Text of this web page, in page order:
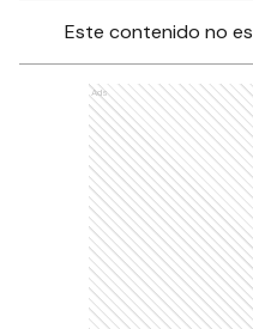
Este contenido no
Ads